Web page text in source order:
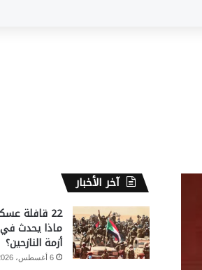
آخر الأخبار
22 قافلة
ماذا يحدث
أزمة النازحين؟
6 أغسطس، 2026